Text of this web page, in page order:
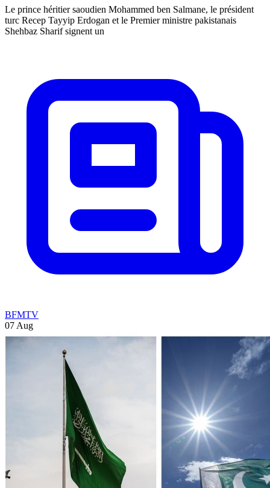
Le prince héritier saoudien Mohammed ben Salmane, le président
turc Recep Tayyip Erdogan et le Premier ministre pakistanais
Shehbaz Sharif signent un
BFMTV
07 Aug